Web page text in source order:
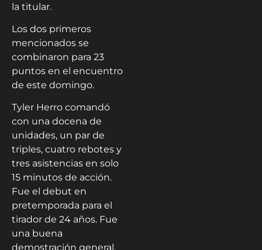
la titular.
Los dos primeros
mencionados se
combinaron para 23
puntos en el encuentro
de este domingo.
Tyler Herro comandó
con una docena de
unidades, un par de
triples, cuatro rebotes y
tres asistencias en solo
15 minutos de acción.
Fue el debut en
pretemporada para el
tirador de 24 años. Fue
una buena
demostración general,